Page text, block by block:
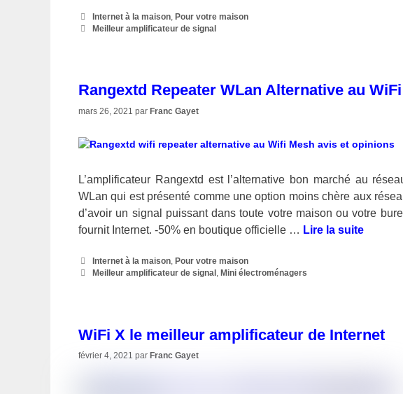
Catégories
Internet à la maison, Pour votre maison
Étiquettes
Meilleur amplificateur de signal
Rangextd Repeater WLan Alternative au
mars 26, 2021 par Franc Gayet
L’amplificateur Rangextd est l’alternative bon marché au
WLan qui est présenté comme une option moins chère aux
d’avoir un signal puissant dans toute votre maison ou votre
fournit Internet. -50% en boutique officielle … Lire la suite
Catégories
Internet à la maison, Pour votre maison
Étiquettes
Meilleur amplificateur de signal , Mini électroménagers
WiFi X le meilleur amplificateur de Internet
février 4, 2021 par Franc Gayet